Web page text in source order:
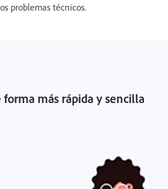
problemas técnicos.
más rápida y sencilla